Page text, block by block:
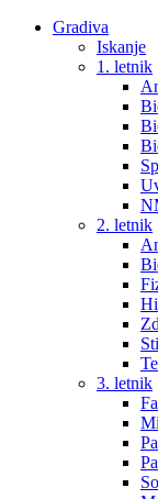
Gradiva
Iskanje
1. letnik
2. letnik
3. letnik